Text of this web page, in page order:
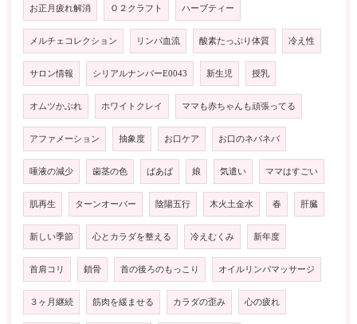
お正月疲れ解消 Ｏ２クラフト ハーブティー
メルチェコレクション リンパ血流 酸素たっぷり体質 冷え性
サロン情報 シリアルナンバーE0043 新生児 授乳
オムツかぶれ ホワイトクレイ ママも赤ちゃんも頑張ってる
アファメーション 抽象度 お口ケア お口のネバネバ
唾液の減少 歯茎の色 ばあば 娘 気遣い ママはすごい
肌再生 ターンオーバー 陰陽五行 木火土金水 春 肝臓
新しい季節 心とカラダを整える 冷えむくみ 新年度
首肩コリ 鎖骨 首の後ろのもっこり オイルリンパマッサージ
３ヶ月継続 筋肉を緩ませる カラダの歪み 心の疲れ